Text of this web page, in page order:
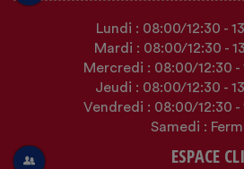
Lundi : 08:00/12:30 -
Mardi : 08:00/12:30 -
Mercredi : 08:00/12:30 -
Jeudi : 08:00/12:30 -
Vendredi : 08:00/12:30 -
Samedi :
ESPACE